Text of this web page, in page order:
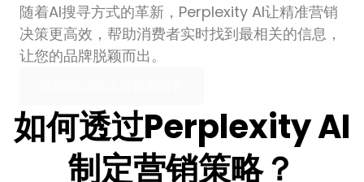
随着AI搜寻方式的革新，Perplexity AI让精准营销
决策更高效，帮助消费者实时找到最相关的信息，
让您的品牌脱颖而出。
如何透过Perplexity AI
制定营销策略？